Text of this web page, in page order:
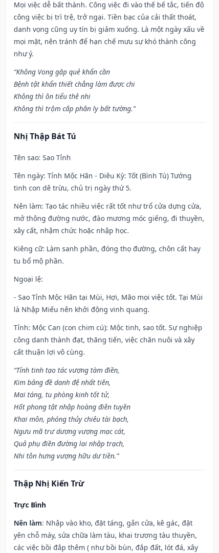
Mọi việc dễ bất thành. Công việc đi vào thế bế tắc, tiến độ
công việc bị trì trệ, trở ngại. Tiền bạc của cải thất thoát,
danh vọng cũng uy tín bị giảm xuống. Là một ngày xấu về
mọi mặt, nên tránh để hạn chế mưu sự khó thành công
như ý.
“Không Vong gặp quẻ khẩn cần
Bệnh tật khẩn thiết chẳng làm được chi
Không thì ôn tiểu thê nhi
Không thì trộm cắp phân ly bất tường.”
Nhị Thập Bát Tú
Tên sao: Sao Tỉnh
Tên ngày: Tỉnh Mộc Hãn - Diêu Kỳ: Tốt (Bình Tú) Tướng
tinh con dê trừu, chủ trị ngày thứ 5.
Nên làm: Tạo tác nhiều việc rất tốt như trổ cửa dựng cửa,
mở thông đường nước, đào mương móc giếng, đi thuyền,
xây cất, nhậm chức hoặc nhập học.
Kiêng cữ: Làm sanh phần, đóng thọ đường, chôn cất hay
tu bổ mộ phần.
Ngoại lệ:
- Sao Tỉnh Mộc Hãn tại Mùi, Hợi, Mão mọi việc tốt. Tại Mùi
là Nhập Miếu nên khởi động vinh quang.
Tỉnh: Mộc Can (con chim cú): Mộc tinh, sao tốt. Sự nghiệp
công danh thành đạt, thăng tiến, việc chăn nuôi và xây
cất thuận lợi vô cùng.
“Tỉnh tinh tạo tác vượng tàm điền,
Kim bảng đề danh đệ nhất tiên,
Mai táng, tu phòng kinh tốt tử,
Hốt phong tật nhập hoàng điên tuyền
Khai môn, phóng thủy chiêu tài bạch,
Ngưu mã trư dương vượng mạc cát,
Quả phụ điền đường lai nhập trạch,
Nhi tôn hưng vượng hữu dư tiền.”
Thập Nhị Kiến Trừ
Trực Bình
Nên làm: Nhập vào kho, đặt táng, gắn cửa, kê gác, đặt
yên chỗ máy, sửa chữa làm tàu, khai trương tàu thuyền,
các việc bồi đắp thêm ( như bồi bùn, đắp đất, lót đá, xây